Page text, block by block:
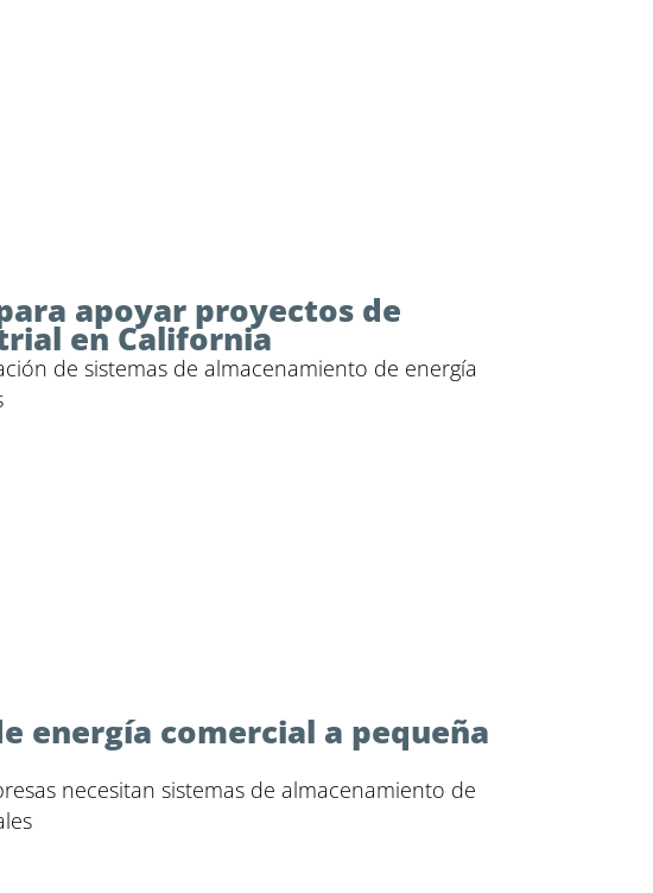
apoyar proyectos de
en California
de sistemas de almacenamiento de energía
energía comercial a pequeña
necesitan sistemas de almacenamiento de